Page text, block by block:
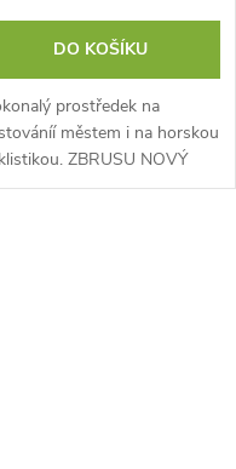
DO KOŠÍKU
prostředek na
městem i na horskou
ZBRUSU NOVÝ
AXIS eRIDE vybaven...